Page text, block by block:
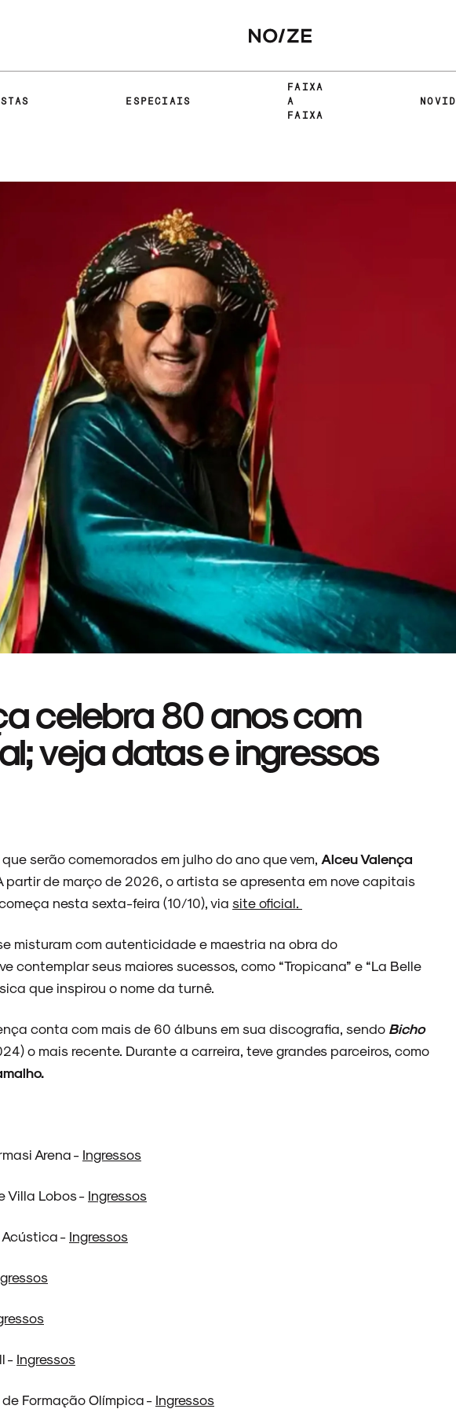
ESPECIAIS
FAIXA
A
FAIXA
celebra 80 anos com
veja datas e ingressos
serão comemorados em julho do ano que vem, Alceu Valença
partir de março de 2026, o artista se apresenta em nove capitais
nesta sexta-feira (10/10), via site oficial.
misturam com autenticidade e maestria na obra do
contemplar seus maiores sucessos, como “Tropicana” e “La Belle
que inspirou o nome da turnê.
conta com mais de 60 álbuns em sua discografia, sendo Bicho
o mais recente. Durante a carreira, teve grandes parceiros, como
Arena - Ingressos
Villa Lobos - Ingressos
- Ingressos
- Ingressos
Formação Olímpica - Ingressos